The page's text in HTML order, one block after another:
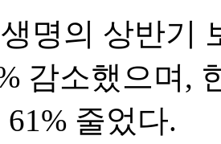
명의 상반기
감소했으며,
줄었다.